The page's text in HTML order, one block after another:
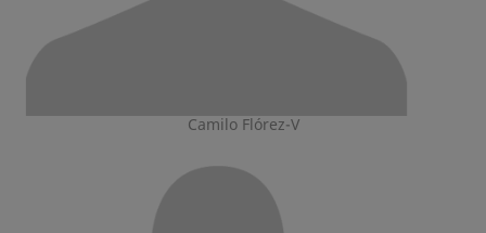
Camilo Flórez-V